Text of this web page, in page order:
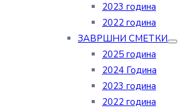
2023 година
2022 година
ЗАВРШНИ СМЕТКИ
2025 година
2024 Година
2023 година
2022 година